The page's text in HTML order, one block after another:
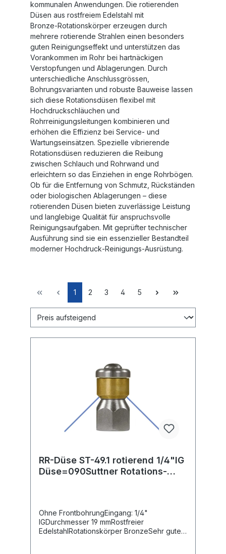
kommunalen Anwendungen. Die rotierenden
Düsen aus rostfreiem Edelstahl mit
Bronze‑Rotationskörper erzeugen durch
mehrere rotierende Strahlen einen besonders
guten Reinigungseffekt und unterstützen das
Vorankommen im Rohr bei hartnäckigen
Verstopfungen und Ablagerungen. Durch
unterschiedliche Anschlussgrössen,
Bohrungsvarianten und robuste Bauweise lassen
sich diese Rotationsdüsen flexibel mit
Hochdruckschläuchen und
Rohrreinigungsleitungen kombinieren und
erhöhen die Effizienz bei Service‑ und
Wartungseinsätzen. Spezielle vibrierende
Rotationsdüsen reduzieren die Reibung
zwischen Schlauch und Rohrwand und
erleichtern so das Einziehen in enge Rohrbögen.
Ob für die Entfernung von Schmutz, Rückständen
oder biologischen Ablagerungen – diese
rotierenden Düsen bieten zuverlässige Leistung
und langlebige Qualität für anspruchsvolle
Reinigungsaufgaben. Mit geprüfter technischer
Ausführung sind sie ein essenzieller Bestandteil
moderner Hochdruck‑Reinigungs‑Ausrüstung.
1 2 3 4 5
RR-Düse ST-49.1 rotierend 1/4"IG
Düse=090Suttner Rotations-
Ohne FrontbohrungEingang: 1/4"
IGDurchmesser 19 mmRostfreier
EdelstahlRotationskörper BronzeSehr guter